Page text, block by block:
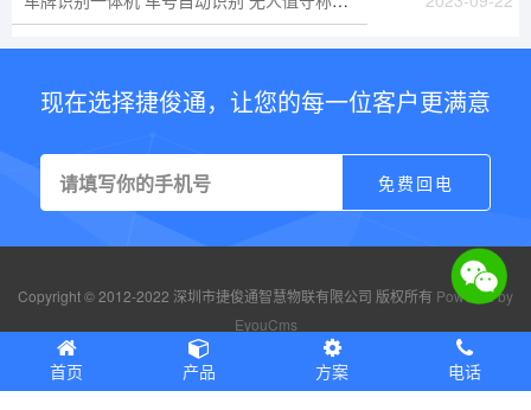
现在选择捷俊通，让您的每一位客户更满意
Copyright © 2012-2022 深圳市捷俊通智慧物联有限公司 版权所有 Powered by
EyouCms
粤ICP备18032496号
首页 产品 方案 电话